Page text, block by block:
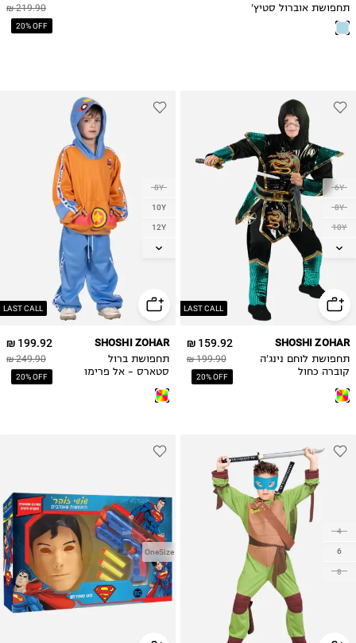
219.90 ₪
20% OFF
תחפושת אוברול סטיץ'
LAST CALL
6Y
8Y
10Y
12Y
159.92 ₪
199.90 ₪
20% OFF
SHOSHI ZOHAR
תחפושת לוחם נינג'ה
קוברה כחול
LAST CALL
8Y
10Y
12Y
14Y
199.92 ₪
249.90 ₪
20% OFF
SHOSHI ZOHAR
תחפושת ברול
סטארס - אל פרימו
4
6
8
OneSize